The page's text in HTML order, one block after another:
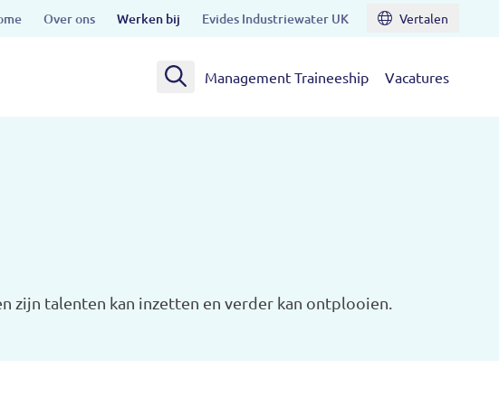
Over ons Werken bij Evides Industriewater UK Vertalen
Management Traineeship Vacatures
zijn talenten kan inzetten en verder kan ontplooien.